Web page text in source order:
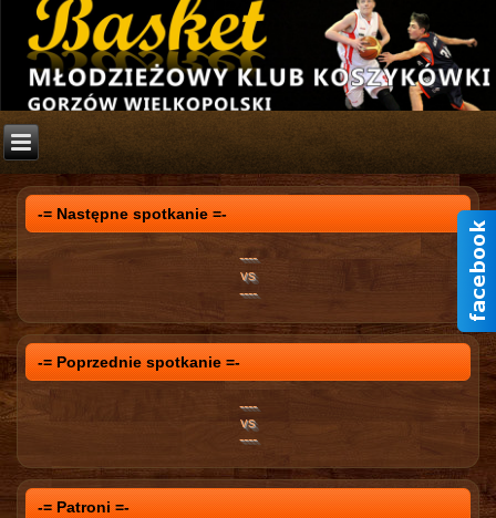
-= Następne spotkanie =-
----
vs
----
-= Poprzednie spotkanie =-
----
vs
----
-= Patroni =-